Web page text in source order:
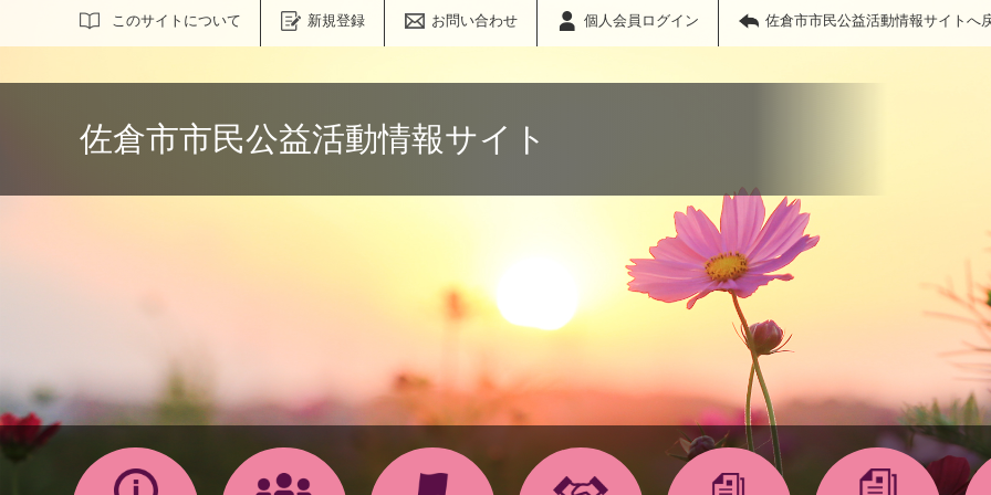
このサイトについて 新規登録 お問い合わせ 個人会員ログイン 佐倉市市民公益活動情報サイトへ
サイト内検索
佐倉市市民公益活動情報サイト